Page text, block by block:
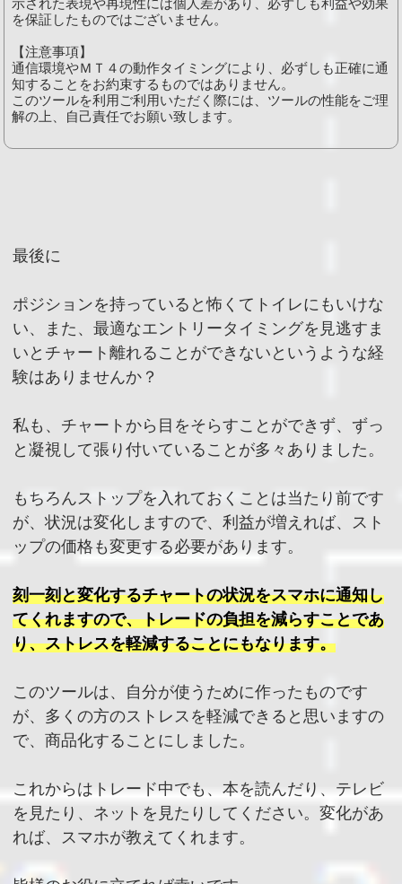
示された表現や再現性には個人差があり、必ずしも利益や効果
を保証したものではございません。
【注意事項】
通信環境やＭＴ４の動作タイミングにより、必ずしも正確に通
知することをお約束するものではありません。
このツールを利用ご利用いただく際には、ツールの性能をご理
解の上、自己責任でお願い致します。
最後に
ポジションを持っていると怖くてトイレにもいけな
い、また、最適なエントリータイミングを見逃すま
いとチャート離れることができないというような経
験はありませんか？
私も、チャートから目をそらすことができず、ずっ
と凝視して張り付いていることが多々ありました。
もちろんストップを入れておくことは当たり前です
が、状況は変化しますので、利益が増えれば、スト
ップの価格も変更する必要があります。
刻一刻と変化するチャートの状況をスマホに通知し
てくれますので、トレードの負担を減らすことであ
り、ストレスを軽減することにもなります。
このツールは、自分が使うために作ったものです
が、多くの方のストレスを軽減できると思いますの
で、商品化することにしました。
これからはトレード中でも、本を読んだり、テレビ
を見たり、ネットを見たりしてください。変化があ
れば、スマホが教えてくれます。